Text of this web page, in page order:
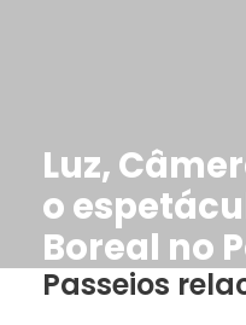
Luz,
o
Boreal no
Passeios